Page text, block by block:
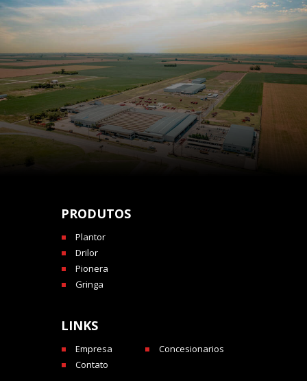
PRODUTOS
Plantor
Drilor
Pionera
Gringa
LINKS
Empresa
Concesionarios
Contato